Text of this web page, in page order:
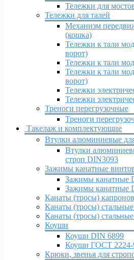
Тележки для
Тележки для талей
Механизм
(кошка)
Тележки к тали
ворот)
Тележки к тали
Тележки к тали
ворот)
Тележки
Тележки
Треноги перегрузочные
Треноги
Такелаж и комплектующие
Втулки алюминиевые
Втулки
строп DIN3093
Зажимы канатные
Зажимы канатные
Зажимы канатные
Канаты (тросы)
Канаты (тросы)
Канаты (тросы)
Коуши
Коуши DIN 6899
Коуши ГОСТ 2224-
Крюки, звенья для